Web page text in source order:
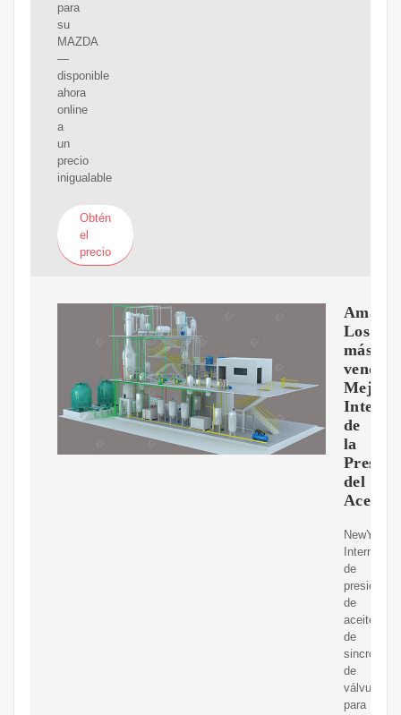
para
su
MAZDA
—
disponible
ahora
online
a
un
precio
inigualable
Obtén
el
precio
Los
más
Mejor
de
la
Presión
del
Aceite
NewYall
Interruptor
de
presión
de
aceite
de
de
válvula
para